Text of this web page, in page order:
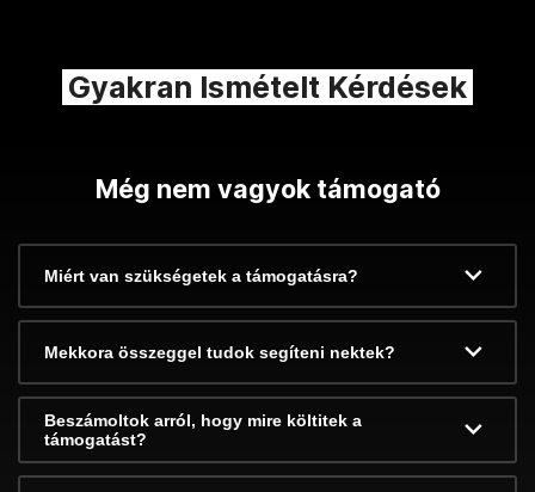
Gyakran Ismételt Kérdések
Még nem vagyok támogató
Miért van szükségetek a támogatásra?
Mekkora összeggel tudok segíteni nektek?
Beszámoltok arról, hogy mire költitek a
támogatást?